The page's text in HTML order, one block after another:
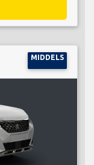
MIDDELS